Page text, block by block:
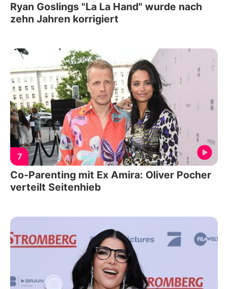
Ryan Goslings "La La Hand" wurde nach
zehn Jahren korrigiert
7
Co-Parenting mit Ex Amira: Oliver Pocher
verteilt Seitenhieb